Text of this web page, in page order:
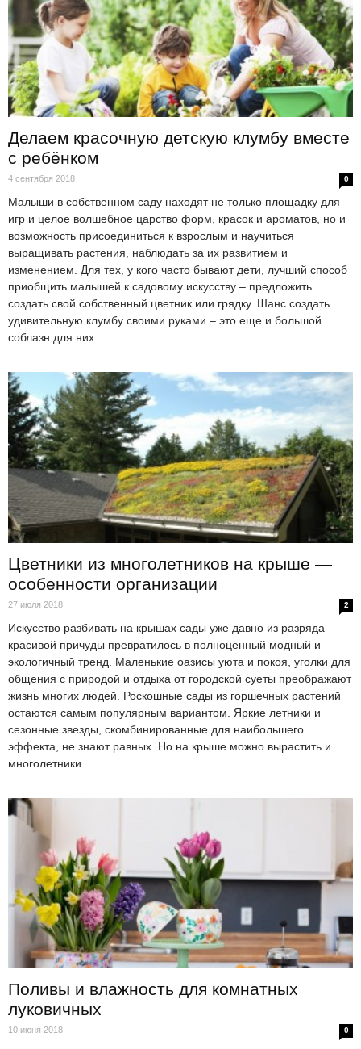
Делаем красочную детскую клумбу вместе
с ребёнком
4 сентября 2018 0
Малыши в собственном саду находят не только площадку для
игр и целое волшебное царство форм, красок и ароматов, но и
возможность присоединиться к взрослым и научиться
выращивать растения, наблюдать за их развитием и
изменением. Для тех, у кого часто бывают дети, лучший способ
приобщить малышей к садовому искусству – предложить
создать свой собственный цветник или грядку. Шанс создать
удивительную клумбу своими руками – это еще и большой
соблазн для них.
Цветники из многолетников на крыше —
особенности организации
27 июля 2018 2
Искусство разбивать на крышах сады уже давно из разряда
красивой причуды превратилось в полноценный модный и
экологичный тренд. Маленькие оазисы уюта и покоя, уголки для
общения с природой и отдыха от городской суеты преображают
жизнь многих людей. Роскошные сады из горшечных растений
остаются самым популярным вариантом. Яркие летники и
сезонные звезды, скомбинированные для наибольшего
эффекта, не знают равных. Но на крыше можно вырастить и
многолетники.
Поливы и влажность для комнатных
луковичных
10 июня 2018 0